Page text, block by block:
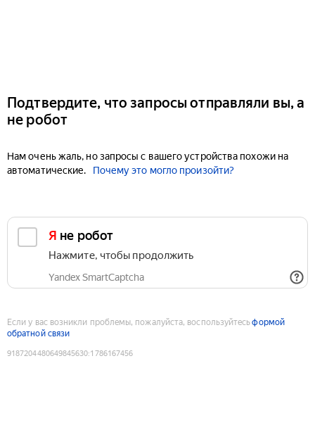
Подтвердите, что запросы отправляли вы, а
не робот
Нам очень жаль, но запросы с вашего устройства похожи на
автоматические.
Почему это могло произойти?
Я не робот
Нажмите, чтобы продолжить
Yandex SmartCaptcha
Если у вас возникли проблемы, пожалуйста, воспользуйтесьформой
обратной связи
9187204480649845630:1786167456